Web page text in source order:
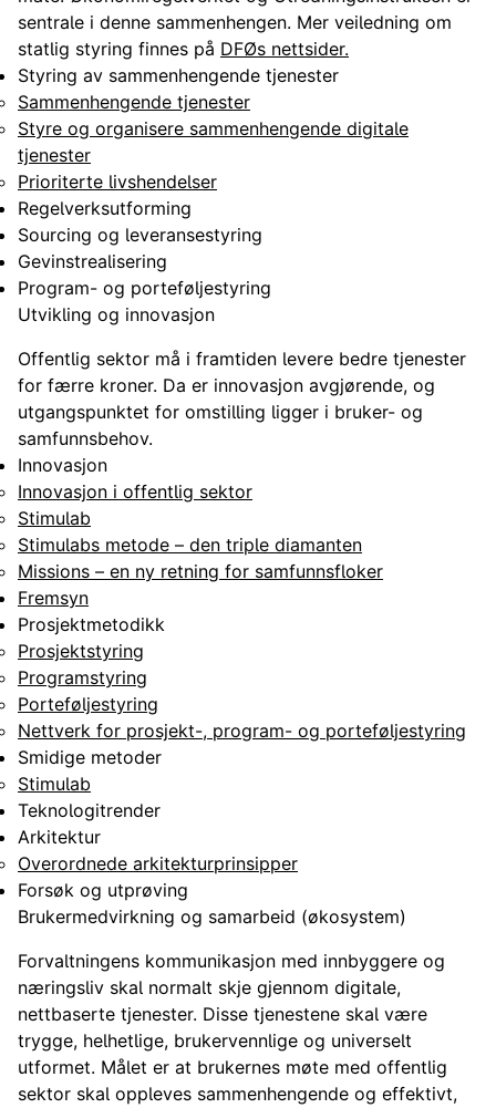
sentrale i denne sammenhengen. Mer veiledning om
statlig styring finnes på DFØs nettsider.
Styring av sammenhengende tjenester
Sammenhengende tjenester
Styre og organisere sammenhengende digitale
tjenester
Prioriterte livshendelser
Regelverksutforming
Sourcing og leveransestyring
Gevinstrealisering
Program- og porteføljestyring
Utvikling og innovasjon
Offentlig sektor må i framtiden levere bedre tjenester
for færre kroner. Da er innovasjon avgjørende, og
utgangspunktet for omstilling ligger i bruker- og
samfunnsbehov.
Innovasjon
Innovasjon i offentlig sektor
Stimulab
Stimulabs metode – den triple diamanten
Missions – en ny retning for samfunnsfloker
Fremsyn
Prosjektmetodikk
Prosjektstyring
Programstyring
Porteføljestyring
Nettverk for prosjekt-, program- og porteføljestyring
Smidige metoder
Stimulab
Teknologitrender
Arkitektur
Overordnede arkitekturprinsipper
Forsøk og utprøving
Brukermedvirkning og samarbeid (økosystem)
Forvaltningens kommunikasjon med innbyggere og
næringsliv skal normalt skje gjennom digitale,
nettbaserte tjenester. Disse tjenestene skal være
trygge, helhetlige, brukervennlige og universelt
utformet. Målet er at brukernes møte med offentlig
sektor skal oppleves sammenhengende og effektivt,